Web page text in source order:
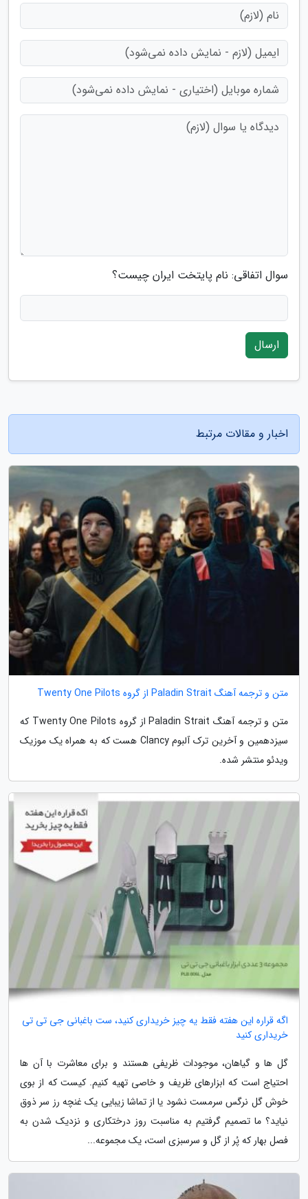
سوال اتفاقی: نام پایتخت ایران چیست؟
ارسال
اخبار و مقالات مرتبط
متن و ترجمه آهنگ Paladin Strait از گروه Twenty One Pilots
متن و ترجمه آهنگ Paladin Strait از گروه Twenty One Pilots که
سیزدهمین و آخرین ترک آلبوم Clancy هست که به همراه یک موزیک
ویدئو منتشر شده.
اگه قراره این هفته فقط یه چیز خریداری کنید، ست باغبانی جی تی تی
خریداری کنید
گل ها و گیاهان، موجودات ظریفی هستند و برای معاشرت با آن ها
احتیاج است که ابزارهای ظریف و خاصی تهیه کنیم. کیست که از بوی
خوش گل نرگس سرمست نشود یا از تماشا زیبایی یک غنچه رز سر ذوق
نیاید؟ ما تصمیم گرفتیم به مناسبت روز درختکاری و نزدیک شدن به
فصل بهار که پُر از گل و سرسبزی است، یک مجموعه...